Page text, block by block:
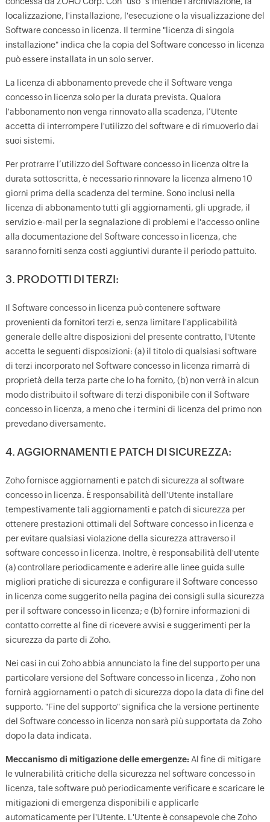
localizzazione, l'installazione, l'esecuzione o la visualizzazione del
Software concesso in licenza. Il termine "licenza di singola
installazione" indica che la copia del Software concesso in licenza
può essere installata in un solo server.
La licenza di abbonamento prevede che il Software venga
concesso in licenza solo per la durata prevista. Qualora
l'abbonamento non venga rinnovato alla scadenza, l’Utente
accetta di interrompere l'utilizzo del software e di rimuoverlo dai
suoi sistemi.
Per protrarre l’utilizzo del Software concesso in licenza oltre la
durata sottoscritta, è necessario rinnovare la licenza almeno 10
giorni prima della scadenza del termine. Sono inclusi nella
licenza di abbonamento tutti gli aggiornamenti, gli upgrade, il
servizio e-mail per la segnalazione di problemi e l'accesso online
alla documentazione del Software concesso in licenza, che
saranno forniti senza costi aggiuntivi durante il periodo pattuito.
3. PRODOTTI DI TERZI:
Il Software concesso in licenza può contenere software
provenienti da fornitori terzi e, senza limitare l'applicabilità
generale delle altre disposizioni del presente contratto, l'Utente
accetta le seguenti disposizioni: (a) il titolo di qualsiasi software
di terzi incorporato nel Software concesso in licenza rimarrà di
proprietà della terza parte che lo ha fornito, (b) non verrà in alcun
modo distribuito il software di terzi disponibile con il Software
concesso in licenza, a meno che i termini di licenza del primo non
prevedano diversamente.
4. AGGIORNAMENTI E PATCH DI SICUREZZA:
Zoho fornisce aggiornamenti e patch di sicurezza al software
concesso in licenza. È responsabilità dell'Utente installare
tempestivamente tali aggiornamenti e patch di sicurezza per
ottenere prestazioni ottimali del Software concesso in licenza e
per evitare qualsiasi violazione della sicurezza attraverso il
software concesso in licenza. Inoltre, è responsabilità dell'utente
(a) controllare periodicamente e aderire alle linee guida sulle
migliori pratiche di sicurezza e configurare il Software concesso
in licenza come suggerito nella pagina dei consigli sulla sicurezza
per il software concesso in licenza; e (b) fornire informazioni di
contatto corrette al fine di ricevere avvisi e suggerimenti per la
sicurezza da parte di Zoho.
Nei casi in cui Zoho abbia annunciato la fine del supporto per una
particolare versione del Software concesso in licenza , Zoho non
fornirà aggiornamenti o patch di sicurezza dopo la data di fine del
supporto. "Fine del supporto" significa che la versione pertinente
del Software concesso in licenza non sarà più supportata da Zoho
dopo la data indicata.
Meccanismo di mitigazione delle emergenze: Al fine di mitigare
le vulnerabilità critiche della sicurezza nel software concesso in
licenza, tale software può periodicamente verificare e scaricare le
mitigazioni di emergenza disponibili e applicarle
automaticamente per l'Utente. L'Utente è consapevole che Zoho